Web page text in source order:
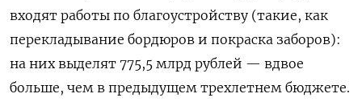
входят работы по благоустройству (такие, как
перекладывание бордюров и покраска заборов):
на них выделят 775,5 млрд рублей — вдвое
больше, чем в предыдущем трехлетнем бюджете.